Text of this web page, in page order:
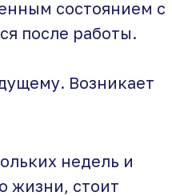
состоянием с
после работы.
Возникает
недель и
жизни, стоит